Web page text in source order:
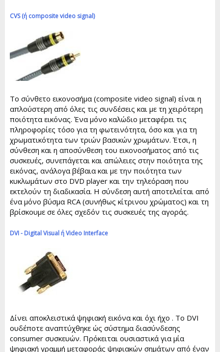
CVS (ή composite video signal)
To σύνθετο εικονοσήμα (composite video signal) είναι η
απλούστερη από όλες τις συνδέσεις και με τη χειρότερη
ποιότητα εικόνας. Ένα μόνο καλώδιο μεταφέρει τις
πληροφορίες τόσο για τη φωτεινότητα, όσο και για τη
χρωματικότητα των τριών βασικών χρωμάτων. Έτσι, η
σύνθεση και η αποσύνθεση του εικονοσήματος από τις
συσκευές, συνεπάγεται και απώλειες στην ποιότητα της
εικόνας, ανάλογα βέβαια και με την ποιότητα των
κυκλωμάτων στο DVD player και την τηλεόραση που
εκτελούν τη διαδικασία. Η σύνδεση αυτή αποτελείται από
ένα μόνο βύσμα RCA (συνήθως κίτρινου χρώματος) και τη
βρίσκουμε σε όλες σχεδόν τις συσκευές της αγοράς.
DVI - Digital Visual ή Video Interface
Δίνει αποκλειστικά ψηφιακή εικόνα και όχι ήχο . Το DVI
ουδέποτε αναπτύχθηκε ώς σύστημα διασύνδεσης
consumer συσκευών. Πρόκειται ουσιαστικά για μία
ψηφιακή γραμμή μεταφοράς ψηφιακών σημάτων από έναν